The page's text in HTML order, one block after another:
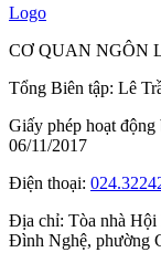
Logo
CƠ QUAN NGÔN
Tổng Biên tập: Lê
Giấy phép hoạt
06/11/2017
Điện thoại:
Địa chỉ: Tòa nhà
Đình Nghệ, phường